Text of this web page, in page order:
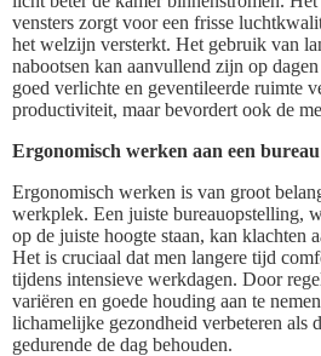
vensters zorgt voor een frisse
het welzijn versterkt. Het gebruik van
nabootsen kan aanvullend zijn op
goed verlichte en geventileerde ruimte
productiviteit, maar bevordert ook de
Ergonomisch werken aan een bureau
Ergonomisch werken is van groot
werkplek. Een juiste bureauopstelling,
op de juiste hoogte staan, kan klachten
Het is cruciaal dat men langere tijd
tijdens intensieve werkdagen. Door
variëren en goede houding aan te
lichamelijke gezondheid verbeteren als
gedurende de dag behouden.